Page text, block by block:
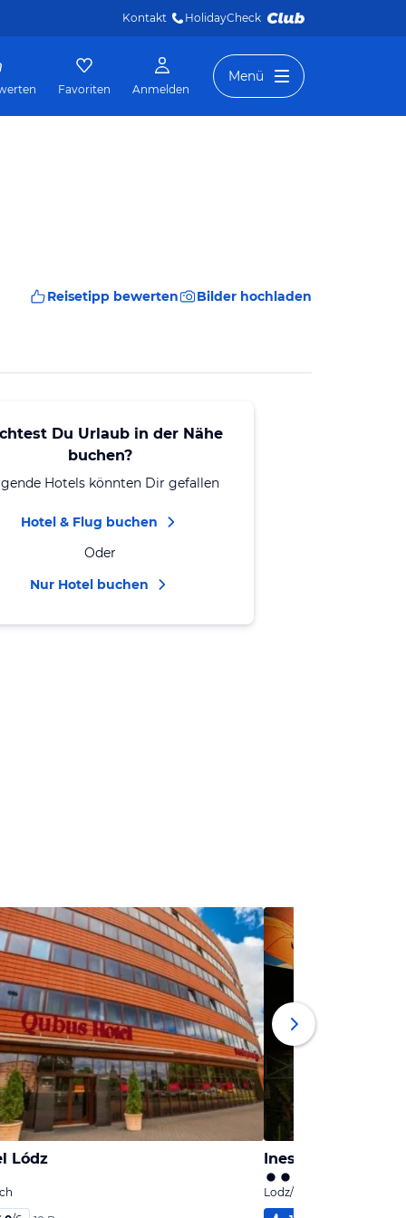
Kontakt HolidayCheck
Favoriten Anmelden
Menü
Reisetipp bewerten Bilder hochladen
Du Urlaub in der Nähe
buchen?
Hotels könnten Dir gefallen
Hotel & Flug buchen
Oder
Nur Hotel buchen
Lódz Iness Hotel
Lodz/Łódź, Lodsch